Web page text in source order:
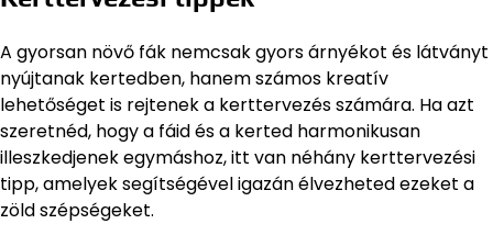
A gyorsan növő fák nemcsak gyors árnyékot és látványt
nyújtanak kertedben, hanem számos kreatív
lehetőséget is rejtenek a kerttervezés számára. Ha azt
szeretnéd, hogy a fáid és a kerted harmonikusan
illeszkedjenek egymáshoz, itt van néhány kerttervezési
tipp, amelyek segítségével igazán élvezheted ezeket a
zöld szépségeket.